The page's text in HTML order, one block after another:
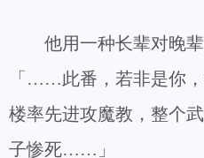
他用一种长辈对晚辈
「……此番，若非是你
楼率先进攻魔教，整个
子惨死……」